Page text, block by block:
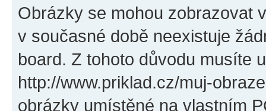
Obrázky se mohou zobrazovat
v současné době neexistuje
board. Z tohoto důvodu musíte
http://www.priklad.cz/muj-
obrázky umístěné na vlastním